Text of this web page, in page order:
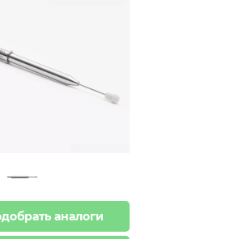
аналоги